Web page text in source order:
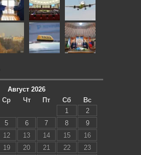
Август 2026
Ср Чт Пт Сб
Вс
1
2
5 6 7 8
9
12 13 14 15
16
19 20 21 22
23